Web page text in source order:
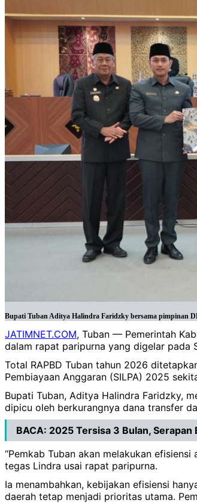
Bupati Tuban Aditya Halindra Faridzky bersama pimpinan
JATIMNET.COM, Tuban — Pemerintah
dalam rapat paripurna yang digelar pada
Total RAPBD Tuban tahun 2026
Pembiayaan Anggaran (SILPA) 2025
Bupati Tuban, Aditya Halindra Faridzky,
dipicu oleh berkurangnya dana transfer
BACA: 2025 Tersisa 3 Bulan, Serapan
“Pemkab Tuban akan melakukan
tegas Lindra usai rapat paripurna.
Ia menambahkan, kebijakan efisiensi
daerah tetap menjadi prioritas utama.